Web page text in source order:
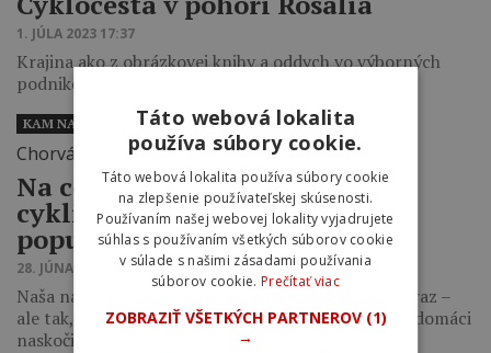
1. JÚLA 2023 17:37
Krajina ako z obrázkovej knihy a oddych vo výborných
podnikoch, ktoré ponúkajú poklady z regiónu.
Na cestách s Traildeer: Horská
cyklistika a Chorvátsko, čoraz
populárnejšie spojenie
28. JÚNA 2023 15:48
Naša najobľúbenejšia dovolenková destinácia ešte raz –
ale tak, ako ju nepoznáte. V posledných rokoch tu domáci
naskočili na rýchlo…
KAM NA BIKE
Táto webová lokalita
používa súbory cookie.
Táto webová lokalita používa súbory cookie
na zlepšenie používateľskej skúsenosti.
Používaním našej webovej lokality vyjadrujete
súhlas s používaním všetkých súborov cookie
v súlade s našimi zásadami používania
súborov cookie. Prečítať viac
ZOBRAZIŤ VŠETKÝCH PARTNEROV (1)
→